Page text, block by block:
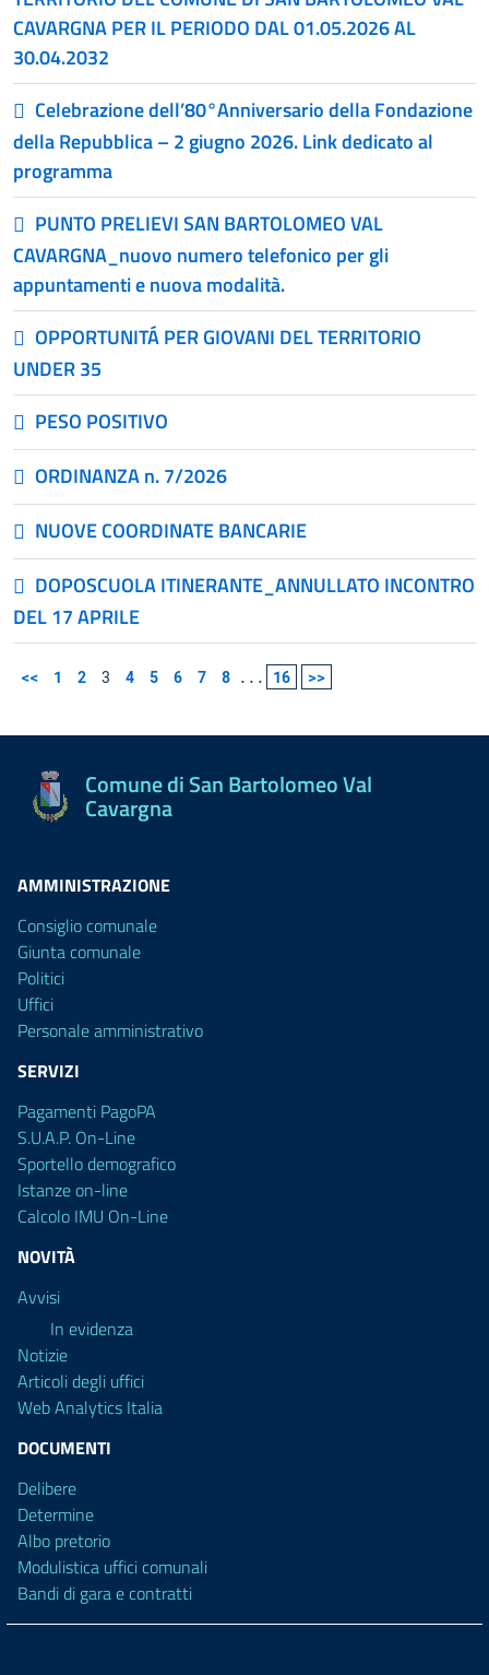
CAVARGNA PER IL PERIODO DAL 01.05.2026 AL
30.04.2032
Celebrazione dell’80°Anniversario della Fondazione
della Repubblica – 2 giugno 2026. Link dedicato al
programma
PUNTO PRELIEVI SAN BARTOLOMEO VAL
CAVARGNA_nuovo numero telefonico per gli
appuntamenti e nuova modalità.
OPPORTUNITÁ PER GIOVANI DEL TERRITORIO
UNDER 35
PESO POSITIVO
ORDINANZA n. 7/2026
NUOVE COORDINATE BANCARIE
DOPOSCUOLA ITINERANTE_ANNULLATO INCONTRO
DEL 17 APRILE
<< 1 2 3 4 5 6 7 8 ... 16 >>
Comune di San Bartolomeo Val
Cavargna
AMMINISTRAZIONE
Consiglio comunale
Giunta comunale
Politici
Uffici
Personale amministrativo
SERVIZI
Pagamenti PagoPA
S.U.A.P. On-Line
Sportello demografico
Istanze on-line
Calcolo IMU On-Line
NOVITÀ
Avvisi
In evidenza
Notizie
Articoli degli uffici
Web Analytics Italia
DOCUMENTI
Delibere
Determine
Albo pretorio
Modulistica uffici comunali
Bandi di gara e contratti